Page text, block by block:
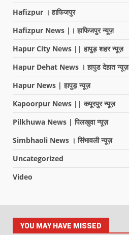
Hafizpur । हाफिजपुर
Hafizpur News |। हाफिजपुर न्यूज़
Hapur City News || हापुड़ शहर न्यूज़
Hapur Dehat News । हापुड देहात न्यूज़
Hapur News | हापुड़ न्यूज़
Kapoorpur News || कपूरपुर न्यूज़
Pilkhuwa News | पिलखुवा न्यूज़
Simbhaoli News । सिंभावली न्यूज़
Uncategorized
Video
YOU MAY HAVE MISSED